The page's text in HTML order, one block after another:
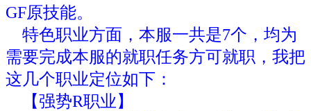
GF原技能。
特色职业方面，本服一共是7个，均为
需要完成本服的就职任务方可就职，我把
这几个职业定位如下：
【强势R职业】